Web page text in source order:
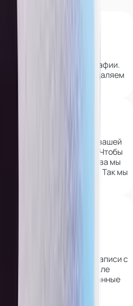
по лицу
позволяют найти
сайтах по её фотографии.
мы полностью удаляем
VK
информацию о вашей
фотографии и друзей. Чтобы
началом сотрудничества мы
популярных сервисов. Так мы
который также
скриншотов и записи с
гарантирует, что после
фото и видео, сделанные
навсегда.